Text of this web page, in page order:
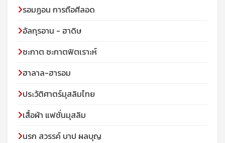
รอมฏอน การถือศีลอด
อัลกุรอาน - ฮาดิษ
ซะกาต ซะกาตฟิตเราะห์
ฮาลาล-ฮารอม
ประวัติศาตร์มุสลิมไทย
เสื้อผ้า แฟชั่นมุสลิม
นรก สวรรค์ บาป ผลบุญ